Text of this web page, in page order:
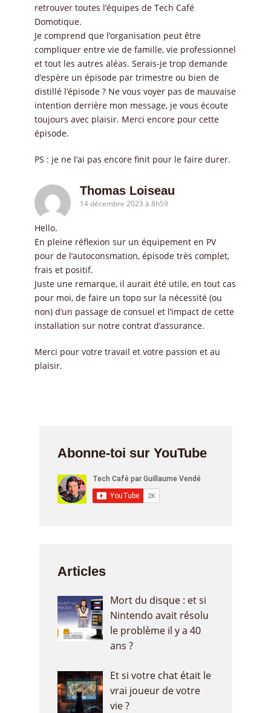
retrouver toutes l’équipes de Tech Café
Domotique.
Je comprend que l’organisation peut être
compliquer entre vie de famille, vie professionnel
et tout les autres aléas. Serais-je trop demande
d’espère un épisode par trimestre ou bien de
distillé l’épisode ? Ne vous voyer pas de mauvaise
intention derrière mon message, je vous écoute
toujours avec plaisir. Merci encore pour cette
épisode.
PS : je ne l’ai pas encore finit pour le faire durer.
Thomas Loiseau
14 décembre 2023 à 8h59
Hello.
En pleine réflexion sur un équipement en PV
pour de l’autoconsmation, épisode très complet,
frais et positif.
Juste une remarque, il aurait été utile, en tout cas
pour moi, de faire un topo sur la nécessité (ou
non) d’un passage de consuel et l’impact de cette
installation sur notre contrat d’assurance.
Merci pour votre travail et votre passion et au
plaisir.
Abonne-toi sur YouTube
Articles
Mort du disque : et si
Nintendo avait résolu
le problème il y a 40
ans ?
Et si votre chat était le
vrai joueur de votre
vie ?